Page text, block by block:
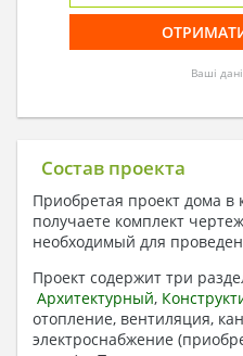
Ваші
Состав проекта
Приобретая проект дома в
получаете комплект
необходимый для
Проект содержит три
Архитектурный,
отопление, вентиляция,
электроснабжение